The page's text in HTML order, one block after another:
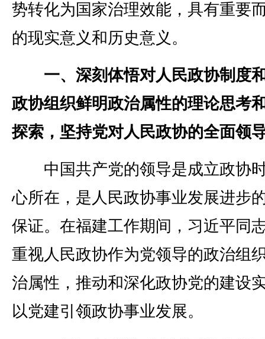
势转化为国家治理效能，具有重要
的现实意义和历史意义。
一、深刻体悟对人民政协制度
政协组织鲜明政治属性的理论思考
探索，坚持党对人民政协的全面领
中国共产党的领导是成立政协
心所在，是人民政协事业发展进步
保证。在福建工作期间，习近平同
重视人民政协作为党领导的政治组
治属性，推动和深化政协党的建设
以党建引领政协事业发展。